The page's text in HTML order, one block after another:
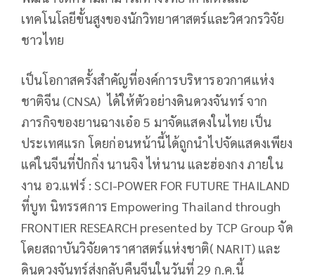
เทคโนโลยีขั้นสูงของนักวิทยาศาสตร์และวิศวกรวิจัย
ชาวไทย
เป็นโอกาสครั้งสำคัญที่องค์การบริหารอวกาศแห่ง
ชาติจีน (CNSA) ได้ให้ตัวอย่างดินดวงจันทร์ จาก
ภารกิจของยานฉางเอ๋อ 5 มาจัดแสดงในไทย เป็น
ประเทศแรก โดยก่อนหน้านี้ได้ถูกนำไปจัดแสดงเพียง
แค่ในจีนที่ปักกิ่ง นานจิง ไห่นาน และฮ่องกง ภายใน
งาน อว.แฟร์ : SCI-POWER FOR FUTURE THAILAND
ที่บูท นิทรรศการ Empowering Thailand through
FRONTIER RESEARCH presented by TCP Group จัด
โดยสถาบันวิจัยดาราศาสตร์แห่งชาติ( NARIT) และ
ดินดวงจันทร์ส่งกลับคืนจีนในวันที่ 29 ก.ค.นี้